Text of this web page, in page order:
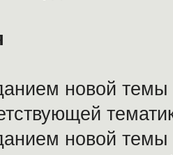
новой темы
новой